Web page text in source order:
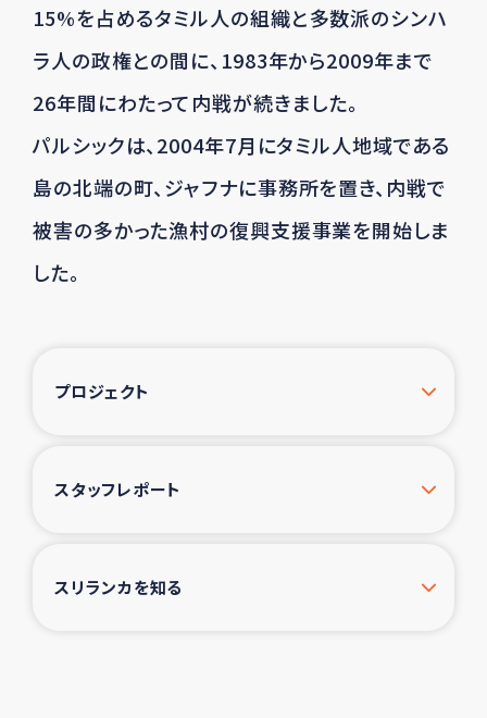
15%を占めるタミル人の組織と多数派のシンハ
ラ人の政権との間に、1983年から2009年まで
26年間にわたって内戦が続きました。
パルシックは、2004年7月にタミル人地域である
島の北端の町、ジャフナに事務所を置き、 内戦で
被害の多かった漁村の復興支援事業を開始しま
した。
プロジェクト
スタッフレポート
スリランカを知る